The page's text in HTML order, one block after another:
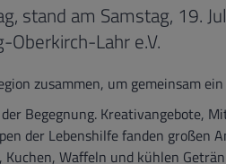
stand am Samstag, 19.
Lahr e.V.
zusammen, um gemeinsam
Begegnung. Kreativangebote,
der Lebenshilfe fanden großen
Waffeln und kühlen